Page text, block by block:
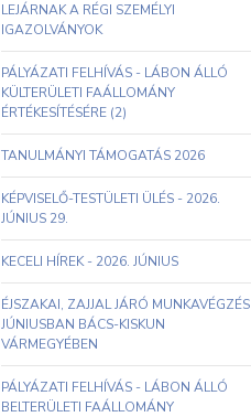
LEJÁRNAK A RÉGI SZEMÉLYI
IGAZOLVÁNYOK
PÁLYÁZATI FELHÍVÁS - LÁBON ÁLLÓ
KÜLTERÜLETI FAÁLLOMÁNY
ÉRTÉKESÍTÉSÉRE (2)
TANULMÁNYI TÁMOGATÁS 2026
KÉPVISELŐ-TESTÜLETI ÜLÉS - 2026.
JÚNIUS 29.
KECELI HÍREK - 2026. JÚNIUS
ÉJSZAKAI, ZAJJAL JÁRÓ MUNKAVÉGZÉS
JÚNIUSBAN BÁCS-KISKUN
VÁRMEGYÉBEN
PÁLYÁZATI FELHÍVÁS - LÁBON ÁLLÓ
BELTERÜLETI FAÁLLOMÁNY